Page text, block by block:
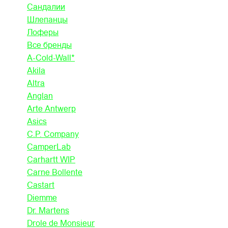
Сандалии
Шлепанцы
Лоферы
Все бренды
A-Cold-Wall*
Akila
Altra
Anglan
Arte Antwerp
Asics
C.P. Company
CamperLab
Carhartt WIP
Carne Bollente
Castart
Diemme
Dr. Martens
Drole de Monsieur